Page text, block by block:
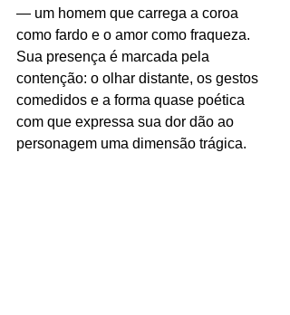
— um homem que carrega a coroa
como fardo e o amor como fraqueza.
Sua presença é marcada pela
contenção: o olhar distante, os gestos
comedidos e a forma quase poética
com que expressa sua dor dão ao
personagem uma dimensão trágica.